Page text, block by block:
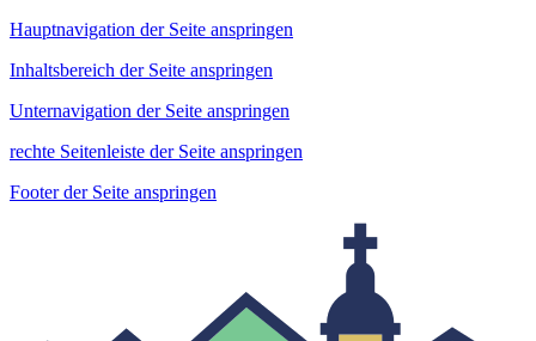
Hauptnavigation der Seite anspringen
Inhaltsbereich der Seite anspringen
Unternavigation der Seite anspringen
rechte Seitenleiste der Seite anspringen
Footer der Seite anspringen